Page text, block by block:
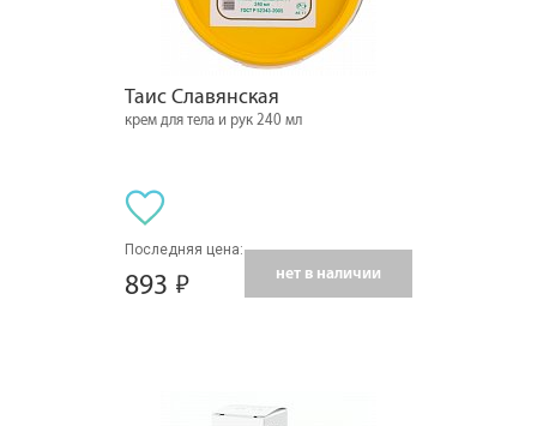
Таис Славянская
крем для тела и рук 240 мл
Последняя цена:
893 нет в наличии